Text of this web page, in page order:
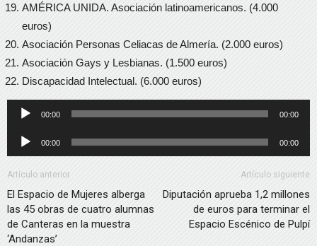
AMÉRICA UNIDA. Asociación latinoamericanos. (4.000
euros)
Asociación Personas Celiacas de Almería. (2.000 euros)
Asociación Gays y Lesbianas. (1.500 euros)
Discapacidad Intelectual. (6.000 euros)
Reproductor
audio
00:00 00:00
Reproductor
de
audio
00:00 00:00
Artículo anterior
El Espacio de Mujeres alberga
las 45 obras de cuatro alumnas
de Canteras en la muestra
‘Andanzas’
Artículo siguiente
Diputación aprueba 1,2 millones
de euros para terminar el
Espacio Escénico de Pulpí